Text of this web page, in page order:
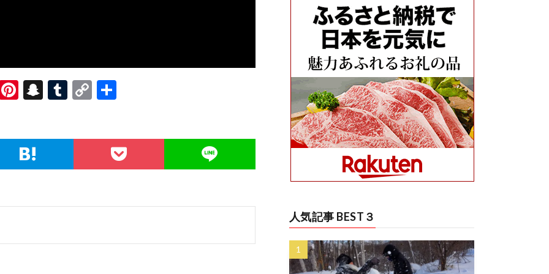
Pi
es
t
S
h
T
r
C
Li
k
人気記事 BEST３